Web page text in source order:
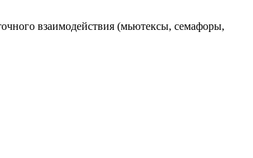
взаимодействия (мьютексы, семафоры,